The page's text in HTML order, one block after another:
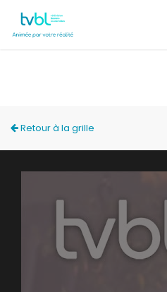
Retour à la grille